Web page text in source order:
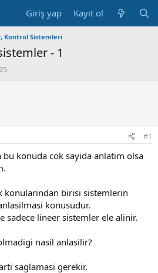
Giriş yap Kayıt ol
Kontrol Sistemleri
- 1
#1
konuda cok sayida anlatim olsa
konularindan birisi sistemlerin
konusudur.
sadece lineer sistemler ele alinir.
nasil anlasilir?
saglamasi gerekir.